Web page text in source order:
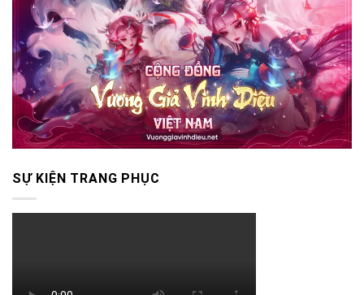
SỰ KIỆN TRANG PHỤC